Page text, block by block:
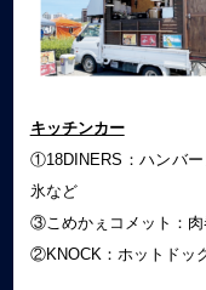
キッチンカー
①18DINERS：ハンバ
氷など
③こめかぇコメット：肉
②KNOCK：ホットドッ